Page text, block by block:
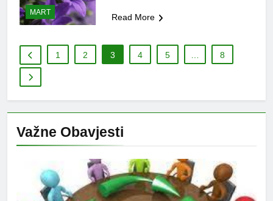
Važne Obavjesti
MART
Read More
1 2 3 4 5 8